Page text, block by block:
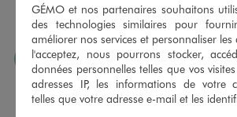
sous 30 jours, sur simple présentation
dans tous les magasins GÉMO.
JE PEUX FAIRE RETOUCHER MES
Ourlets, ceintures… vous avez la
retoucher vos articles textiles dans nos
GÉMO et nos partenaires souhaitons
des technologies similaires pour
améliorer nos services et personnaliser les
l'acceptez, nous pourrons stocker,
données personnelles telles que vos
adresses IP, les informations de votre
telles que votre adresse e-mail et les